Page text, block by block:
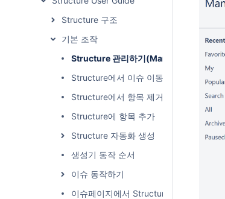
Structure 구조
기본 조작
Structure 관리하기(Manage
Structure에서 이슈 이동 방법
Structure에서 항목 제거
Structure에 항목 추가
Structure 자동화 생성
생성기 동작 순서
이슈 동작하기
이슈페이지에서 Structure Panel 제거